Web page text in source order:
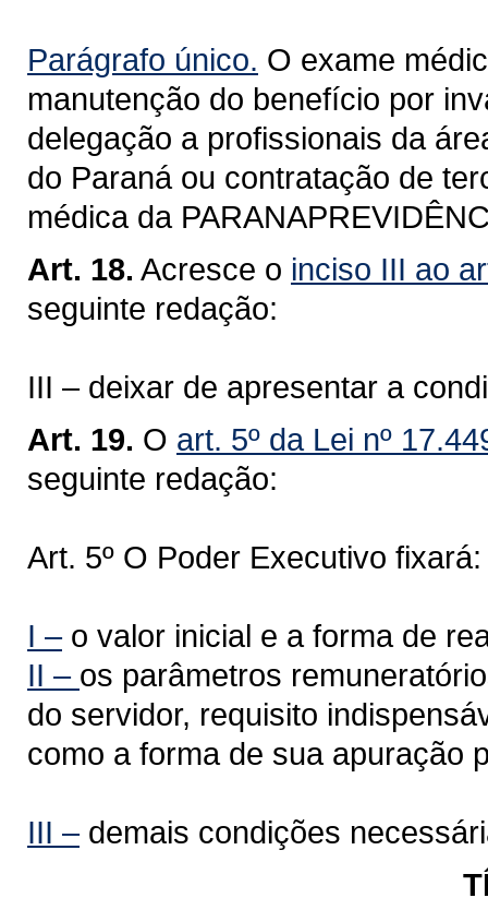
Parágrafo único. O exame
manutenção do benefício por
delegação a profissionais da
do Paraná ou contratação de
médica da
Art. 18. Acresce o inciso III ao
seguinte redação:
III – deixar de apresentar a
Art. 19. O art. 5º da Lei nº
seguinte redação:
Art. 5º O Poder Executivo fixará:
I –o valor inicial e a forma de
II – os parâmetros
do servidor, requisito
como a forma de sua apuração
III –demais condições